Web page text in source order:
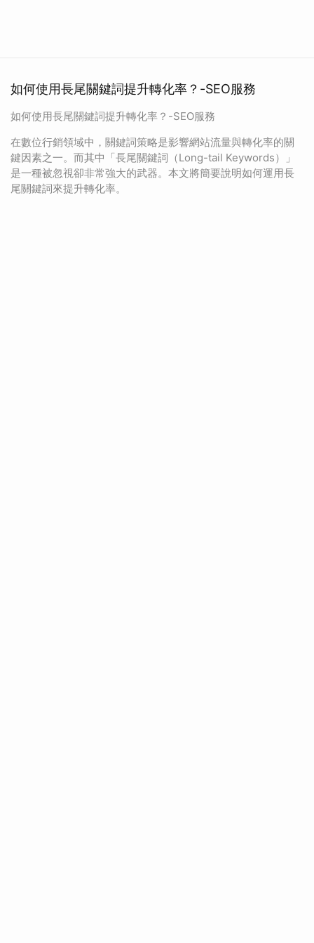
如何使用長尾關鍵詞提升轉化率？-SEO服務
如何使用長尾關鍵詞提升轉化率？-SEO服務
在數位行銷領域中，關鍵詞策略是影響網站流量與轉化率的關
鍵因素之一。而其中「長尾關鍵詞（Long-tail Keywords）」
是一種被忽視卻非常強大的武器。本文將簡要說明如何運用長
尾關鍵詞來提升轉化率。